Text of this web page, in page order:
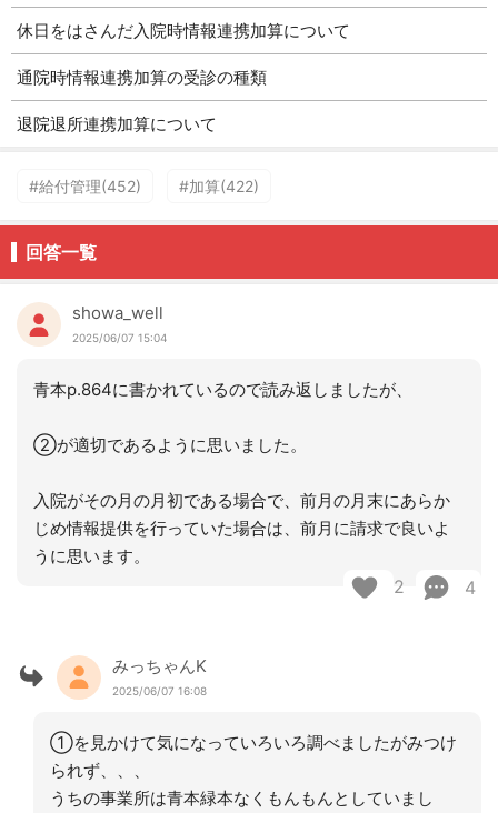
休日をはさんだ入院時情報連携加算について
通院時情報連携加算の受診の種類
退院退所連携加算について
#給付管理(452) #加算(422)
回答一覧
showa_well
2025/06/07 15:04
青本p.864に書かれているので読み返しましたが、
②が適切であるように思いました。
入院がその月の月初である場合で、前月の月末にあらか
じめ情報提供を行っていた場合は、前月に請求で良いよ
うに思います。
2 4
みっちゃんK
2025/06/07 16:08
①を見かけて気になっていろいろ調べましたがみつけ
られず、、、
うちの事業所は青本緑本なくもんもんとしていまし